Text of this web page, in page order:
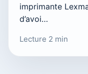
imprimante
d’avoi…
Lecture 2 min